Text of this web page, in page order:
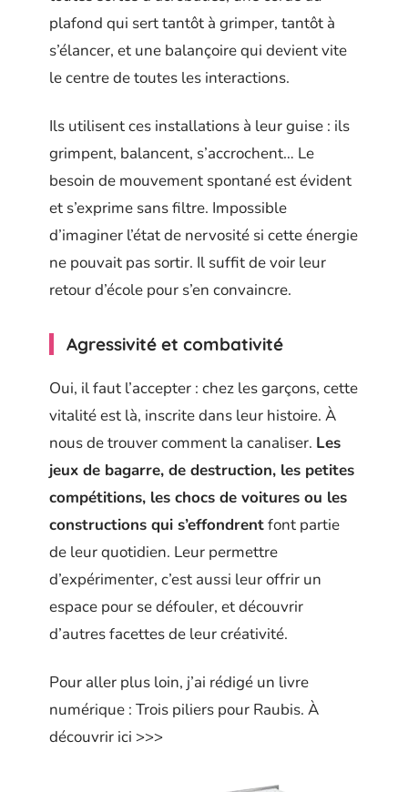
plafond qui sert tantôt à grimper, tantôt à
s’élancer, et une balançoire qui devient vite
le centre de toutes les interactions.
Ils utilisent ces installations à leur guise : ils
grimpent, balancent, s’accrochent… Le
besoin de mouvement spontané est évident
et s’exprime sans filtre. Impossible
d’imaginer l’état de nervosité si cette énergie
ne pouvait pas sortir. Il suffit de voir leur
retour d’école pour s’en convaincre.
Agressivité et combativité
Oui, il faut l’accepter : chez les garçons, cette
vitalité est là, inscrite dans leur histoire. À
nous de trouver comment la canaliser. Les
jeux de bagarre, de destruction, les petites
compétitions, les chocs de voitures ou les
constructions qui s’effondrentfont partie
de leur quotidien. Leur permettre
d’expérimenter, c’est aussi leur offrir un
espace pour se défouler, et découvrir
d’autres facettes de leur créativité.
Pour aller plus loin, j’ai rédigé un livre
numérique : Trois piliers pour Raubis. À
découvrir ici >>>